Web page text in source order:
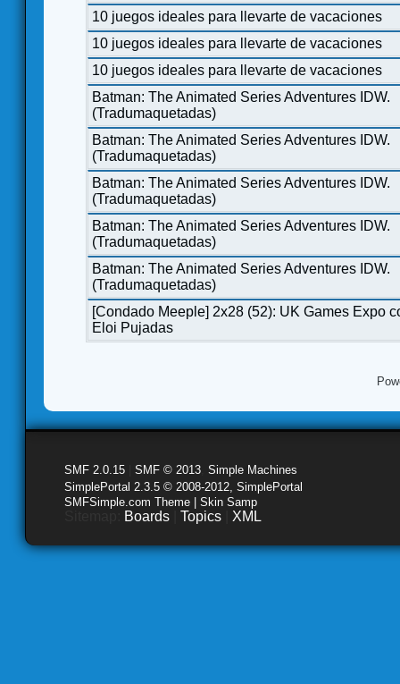
10 juegos ideales para llevarte de vacaciones
10 juegos ideales para llevarte de vacaciones
10 juegos ideales para llevarte de vacaciones
Batman: The Animated Series Adventures IDW.
(Tradumaquetadas)
Batman: The Animated Series Adventures IDW.
(Tradumaquetadas)
Batman: The Animated Series Adventures IDW.
(Tradumaquetadas)
Batman: The Animated Series Adventures IDW.
(Tradumaquetadas)
Batman: The Animated Series Adventures IDW.
(Tradumaquetadas)
[Condado Meeple] 2x28 (52): UK Games Expo
Eloi Pujadas
SMF 2.0.15 SMF © 2013 Simple Machines
SimplePortal 2.3.5 © 2008-2012, SimplePortal
SMFSimple.com Theme | Skin Samp
Boards Topics XML